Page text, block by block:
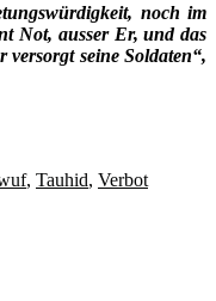
noch im
Not, ausser Er, und das
seine Soldaten“,
, Tauhid, Verbot